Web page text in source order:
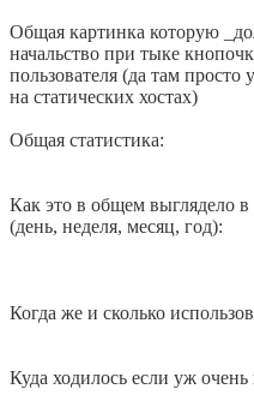
Общая картинка которую
начальство при тыке
пользователя (да там
на статических хостах)
Общая статистика:
Как это в общем выглядело
(день, неделя, месяц, год):
Когда же и сколько
Куда ходилось если уж очень